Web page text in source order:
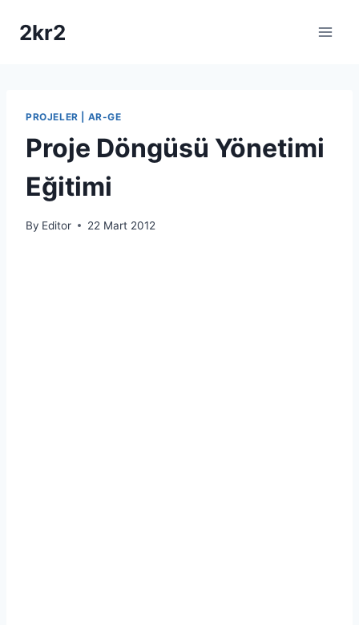
2kr2
PROJELER | AR-GE
Proje Döngüsü Yönetimi
Eğitimi
By Editor 22 Mart 2012